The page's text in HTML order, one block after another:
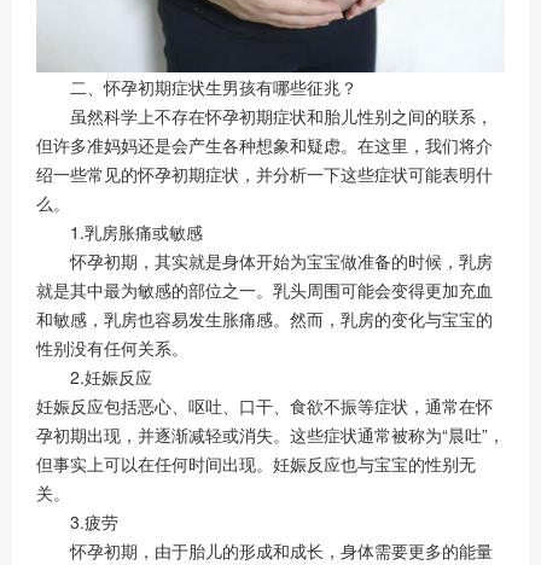
二、怀孕初期症状生男孩有哪些征兆？
虽然科学上不存在怀孕初期症状和胎儿性别之间的联系，
但许多准妈妈还是会产生各种想象和疑虑。在这里，我们将介
绍一些常见的怀孕初期症状，并分析一下这些症状可能表明什
么。
1.乳房胀痛或敏感
怀孕初期，其实就是身体开始为宝宝做准备的时候，乳房
就是其中最为敏感的部位之一。乳头周围可能会变得更加充血
和敏感，乳房也容易发生胀痛感。然而，乳房的变化与宝宝的
性别没有任何关系。
2.妊娠反应
妊娠反应包括恶心、呕吐、口干、食欲不振等症状，通常在怀
孕初期出现，并逐渐减轻或消失。这些症状通常被称为“晨吐”，
但事实上可以在任何时间出现。妊娠反应也与宝宝的性别无
关。
3.疲劳
怀孕初期，由于胎儿的形成和成长，身体需要更多的能量